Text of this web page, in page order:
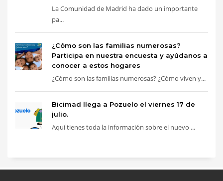
La Comunidad de Madrid ha dado un importante
pa...
¿Cómo son las familias numerosas?
Participa en nuestra encuesta y ayúdanos a
conocer a estos hogares
¿Cómo son las familias numerosas? ¿Cómo viven y...
Bicimad llega a Pozuelo el viernes 17 de
julio.
Aquí tienes toda la información sobre el nuevo ...